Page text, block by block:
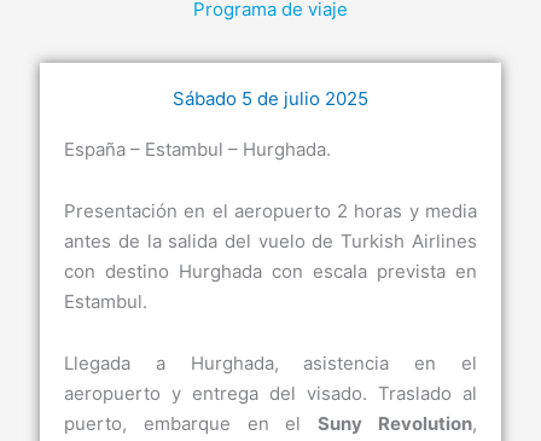
Programa de viaje
Sábado 5 de julio 2025
España – Estambul – Hurghada.
Presentación en el aeropuerto 2 horas y media
antes de la salida del vuelo de Turkish Airlines
con destino Hurghada con escala prevista en
Estambul.
Llegada a Hurghada, asistencia en el
aeropuerto y entrega del visado. Traslado al
puerto, embarque en elSuny Revolution,